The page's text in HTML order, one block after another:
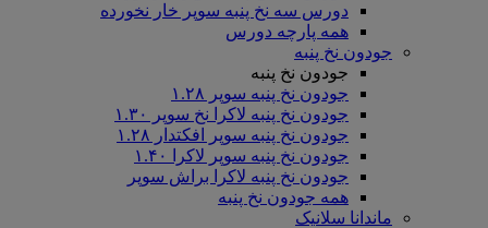
دورس سه نخ پنبه سوپر خار نخورده
همه پارچه دورس
جودون نخ پنبه
جودون نخ پنبه
جودون نخ پنبه سوپر ۱.۲۸
جودون نخ پنبه لاکرا نخ سوپر ۱.۳۰
جودون نخ پنبه سوپر افکتدار ۱.۲۸
جودون نخ پنبه سوپر لاکرا ۱.۴۰
جودون نخ پنبه لاکرا براش سوپر
همه جودون نخ پنبه
ماندانا سلانیک